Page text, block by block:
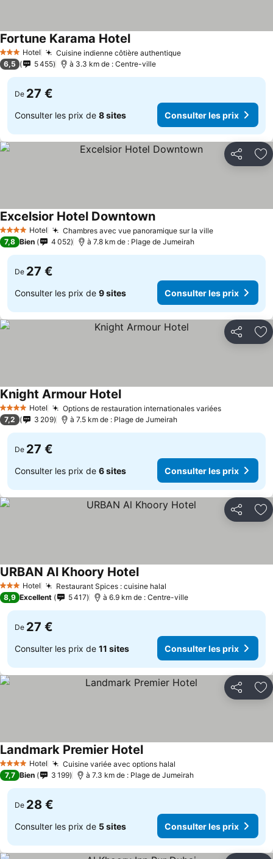
3 ÉtoilesHotel Cuisine indienne côtière authentiqueConsulter les prix
Fortune Karama HotelConsulter les prix
6,5 5 455 à 3.3 km de : Centre-ville
De 27 €
Consulter les prix de 8 sites Consulter les prix
Partager
4 Étoiles Hotel Chambres avec vue panoramique sur la villeConsulter
Excelsior Hotel DowntownConsulter les prix
7,8 Bien 4 052 à 7.8 km de : Plage de Jumeirah
De 27 €
Consulter les prix de 9 sites Consulter les prix
Partager
4 Étoiles Hotel Options de restauration internationales variéesConsulter
Knight Armour HotelConsulter les prix
7,2 3 209 à 7.5 km de : Plage de Jumeirah
De 27 €
Consulter les prix de 6 sites Consulter les prix
Partager
3 ÉtoilesHotel Restaurant Spices : cuisine halal
URBAN Al Khoory HotelConsulter les prix
8,9 Excellent 5 417 à 6.9 km de : Centre-ville
De 27 €
Consulter les prix de 11 sites Consulter les prix
Partager
4 Étoiles Hotel Cuisine variée avec options halal
Landmark Premier HotelConsulter les prix
7,7 Bien 3 199 à 7.3 km de : Plage de Jumeirah
De 28 €
Consulter les prix de 5 sites Consulter les prix